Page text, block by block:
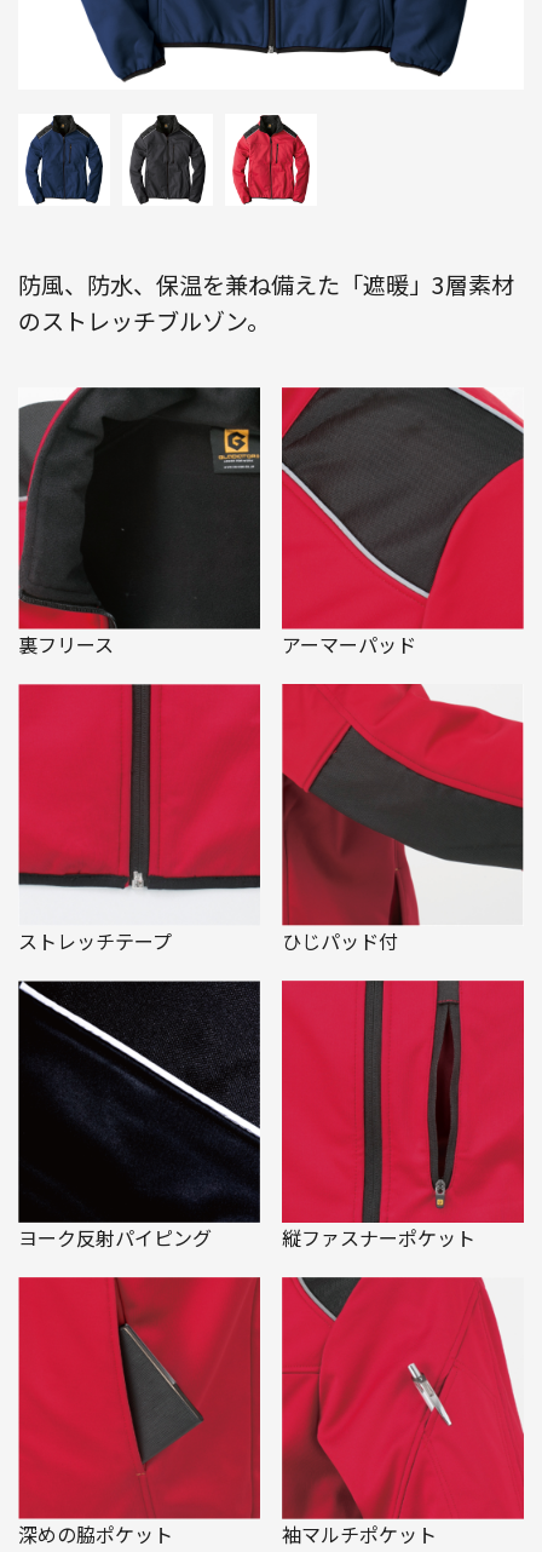
防風、防水、保温を兼ね備えた「遮暖」3層素材
のストレッチブルゾン。
裏フリース アーマーパッド
ストレッチテープ ひじパッド付
ヨーク反射パイピング 縦ファスナーポケット
深めの脇ポケット 袖マルチポケット